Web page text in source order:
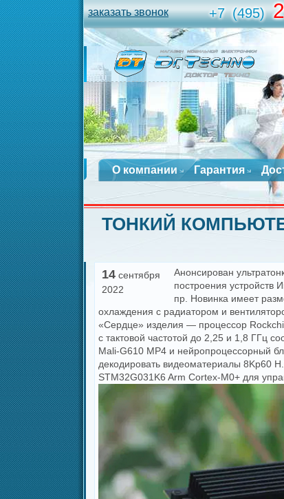
заказать звонок +7 (495)
О компании Гарантия
ТОНКИЙ
14 сентября
2022
Анонсирован
построения устройств
пр. Новинка имеет
охлаждения с радиатором и
«Сердце» изделия — процессор
с тактовой частотой до 2,25 и 1,8 ГГц
Mali-G610 MP4 и нейропроцессорный
декодировать видеоматериалы 8Kp60
STM32G031K6 Arm Cortex-M0+ для